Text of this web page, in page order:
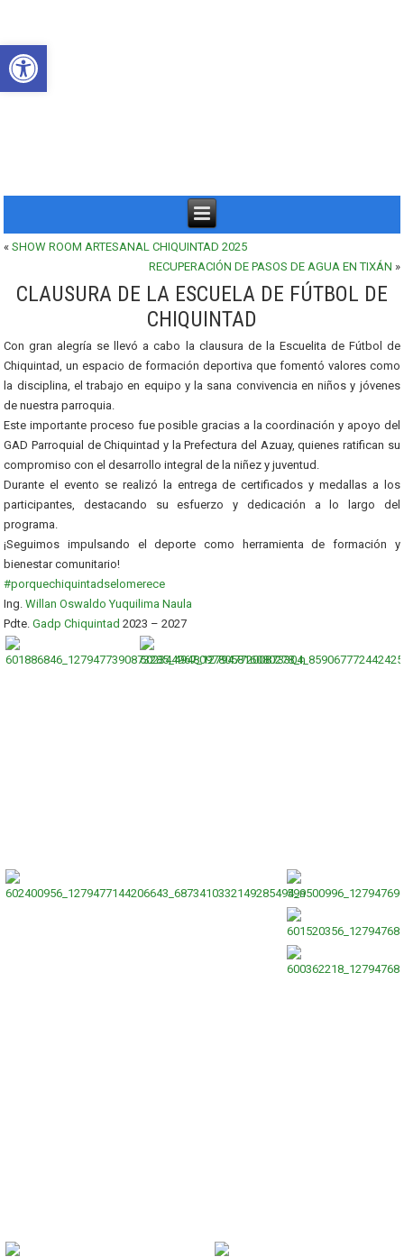
«SHOW ROOM ARTESANAL CHIQUINTAD 2025
RECUPERACIÓN DE PASOS DE AGUA EN TIXÁN »
CLAUSURA DE LA ESCUELA DE FÚTBOL DE
CHIQUINTAD
Con gran alegría se llevó a cabo la clausura de la Escuelita de Fútbol de
Chiquintad, un espacio de formación deportiva que fomentó valores como
la disciplina, el trabajo en equipo y la sana convivencia en niños y jóvenes
de nuestra parroquia.
Este importante proceso fue posible gracias a la coordinación y apoyo del
GAD Parroquial de Chiquintad y la Prefectura del Azuay, quienes ratifican su
compromiso con el desarrollo integral de la niñez y juventud.
Durante el evento se realizó la entrega de certificados y medallas a los
participantes, destacando su esfuerzo y dedicación a lo largo del
programa.
¡Seguimos impulsando el deporte como herramienta de formación y
bienestar comunitario!
#porquechiquintadselomerece
Ing.Willan Oswaldo Yuquilima Naula
Pdte.Gadp Chiquintad2023 – 2027
Abrir barra de herramientas